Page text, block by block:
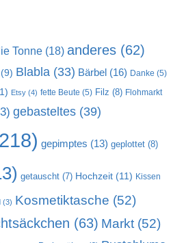
Tonne (18) anderes (62)
(9) Blabla (33) Bärbel (16) Danke (5)
Etsy (4) fette Beute (5) Filz (8) Flohmarkt
gebasteltes (39)
gepimptes (13) geplottet (8)
getauscht (7) Hochzeit (11) Kissen
(3) Kosmetiktasche (52)
(63) Markt (52)